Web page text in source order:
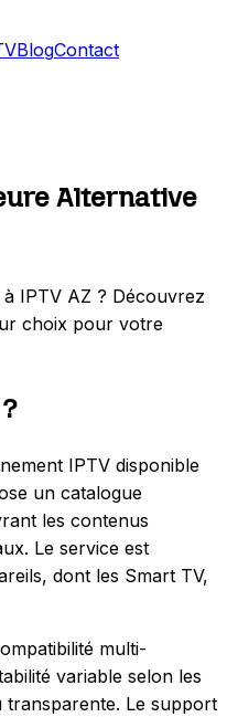
BlogContact
Alternative
IPTV AZ ? Découvrez
choix pour votre
IPTV disponible
un catalogue
les contenus
Le service est
dont les Smart TV,
multi-
variable selon les
transparente. Le support